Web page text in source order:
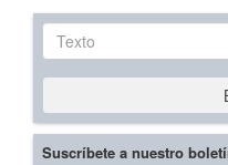
Texto
Suscríbete a nuestro